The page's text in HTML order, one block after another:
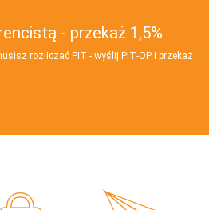
- przekaż 1,5%
rozliczać PIT - wyślij PIT‑OP i przekaż